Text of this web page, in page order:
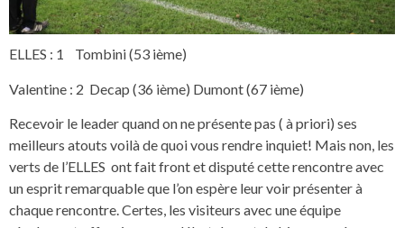
ELLES : 1 Tombini (53 ième)
Valentine : 2 Decap (36 ième) Dumont (67 ième)
Recevoir le leader quand on ne présente pas ( à priori) ses
meilleurs atouts voilà de quoi vous rendre inquiet! Mais non, les
verts de l’ELLES ont fait front et disputé cette rencontre avec
un esprit remarquable que l’on espère leur voir présenter à
chaque rencontre. Certes, les visiteurs avec une équipe